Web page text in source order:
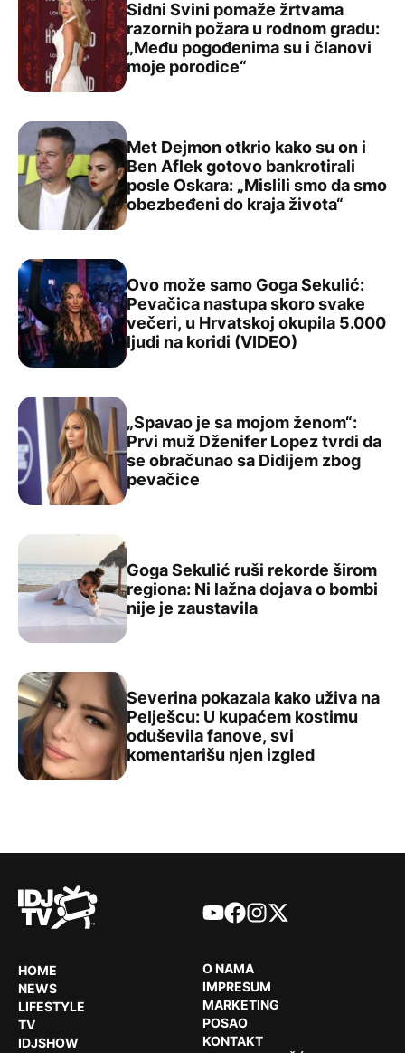
Sidni Svini pomaže žrtvama razornih požara u rodnom
Sidni Svini pomaže žrtvama
razornih požara u rodnom gradu:
„Među pogođenima su i članovi
moje porodice“
Met Dejmon otkrio kako su on i Ben Aflek gotovo
Met Dejmon otkrio kako su on i
Ben Aflek gotovo bankrotirali
posle Oskara: „Mislili smo da smo
obezbeđeni do kraja života“
Ovo može samo Goga Sekulić: Pevačica nastupa
Ovo može samo Goga Sekulić:
Pevačica nastupa skoro svake
večeri, u Hrvatskoj okupila 5.000
ljudi na koridi (VIDEO)
„Spavao je sa mojom ženom“: Prvi muž Dženifer
„Spavao je sa mojom ženom“:
Prvi muž Dženifer Lopez tvrdi da
se obračunao sa Didijem zbog
pevačice
Goga Sekulić ruši rekorde širom regiona: Ni lažna
Goga Sekulić ruši rekorde širom
regiona: Ni lažna dojava o bombi
nije je zaustavila
Severina pokazala kako uživa na Pelješcu: U
Severina pokazala kako uživa na
Pelješcu: U kupaćem kostimu
oduševila fanove, svi
komentarišu njen izgled
HOME
NEWS
LIFESTYLE
TV
IDJSHOW
YouTube
Facebook
Instagram
X
O NAMA
IMPRESUM
MARKETING
POSAO
KONTAKT